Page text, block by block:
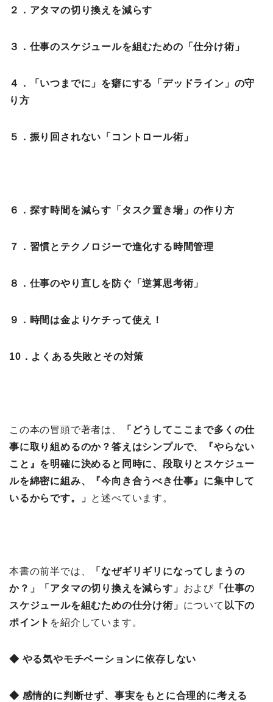
２．アタマの切り換えを減らす
３．仕事のスケジュールを組むための「仕分け術」
４．「いつまでに」を癖にする「デッドライン」の守
り方
５．振り回されない「コントロール術」
６．探す時間を減らす「タスク置き場」の作り方
７．習慣とテクノロジーで進化する時間管理
８．仕事のやり直しを防ぐ「逆算思考術」
９．時間は金よりケチって使え！
10．よくある失敗とその対策
この本の冒頭で著者は、
「どうしてここまで多くの仕
事に取り組めるのか？答えはシンプルで、『やらない
こと』を明確に決めると同時に、段取りとスケジュー
ルを綿密に組み、『今向き合うべき仕事』に集中して
いるからです。」 と述べています。
本書の前半では、
「なぜギリギリになってしまうの
か？ 」「アタマの切り換えを減らす」 および 「仕事の
スケジュールを組むための仕分け術」 について 以下の
ポイント を紹介しています。
◆ やる気やモチベーションに依存しない
◆ 感情的に判断せず、事実をもとに合理的に考える